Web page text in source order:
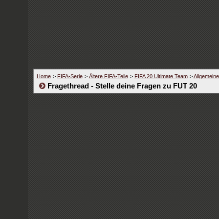
Home > FIFA-Serie > Ältere FIFA-Teile > FIFA 20 Ultimate Team >
Fragethread - Stelle deine Fragen zu FUT 20